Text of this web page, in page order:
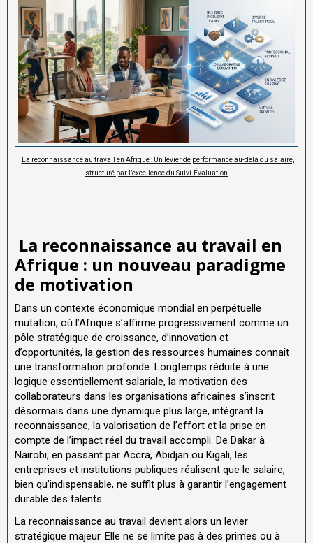
La reconnaissance au travail en Afrique : Un levier de performance au-delà du salaire,
structuré par l’excellence du Suivi-Évaluation
La reconnaissance au travail en
Afrique : un nouveau paradigme
de motivation
Dans un contexte économique mondial en perpétuelle
mutation, où l’Afrique s’affirme progressivement comme un
pôle stratégique de croissance, d’innovation et
d’opportunités, la gestion des ressources humaines connaît
une transformation profonde. Longtemps réduite à une
logique essentiellement salariale, la motivation des
collaborateurs dans les organisations africaines s’inscrit
désormais dans une dynamique plus large, intégrant la
reconnaissance, la valorisation de l’effort et la prise en
compte de l’impact réel du travail accompli. De Dakar à
Nairobi, en passant par Accra, Abidjan ou Kigali, les
entreprises et institutions publiques réalisent que le salaire,
bien qu’indispensable, ne suffit plus à garantir l’engagement
durable des talents.
La reconnaissance au travail devient alors un levier
stratégique majeur. Elle ne se limite pas à des primes ou à